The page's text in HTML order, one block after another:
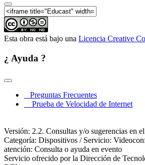
Esta obra está bajo una Licencia Creative
¿ Ayuda ?
Preguntas Frecuentes
Prueba de Velocidad de Internet
Versión: 2.2. Consultas y/o sugerencias en el
Categoría: Dispositivos / Servicio:
atención: Consulta o ayuda en evento
Servicio ofrecido por la Dirección de